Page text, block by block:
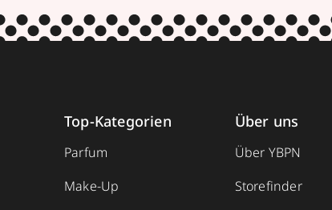
Top-Kategorien
Parfum
Make-Up
Über uns
Über YBPN
Storefinder